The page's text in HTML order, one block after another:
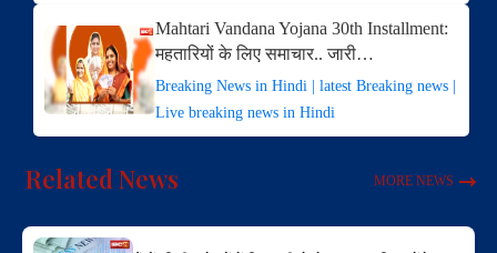
Mahtari Vandana Yojana 30th Installment:
महतारियों के लिए समाचार.. जारी…
Breaking News in Hindi | latest Breaking news |
Live breaking news in Hindi
Related News MORE NEWS